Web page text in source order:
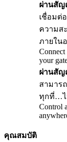
ผ่านสัญ
เชื่อมต่
ความส
ภายใน
your
ผ่านสัญ
สามาร
ทุกที่…ไ
Control
คุณสมบัติ